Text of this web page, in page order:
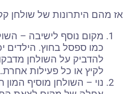
אז מהם היתרונות של שולחן
מקום נוסף לישיבה –
כמו ספסל בחוץ. הילדים
להדביק על השולחן
לקיץ או כל פעילות
נוי – השולחן מוסיף המון